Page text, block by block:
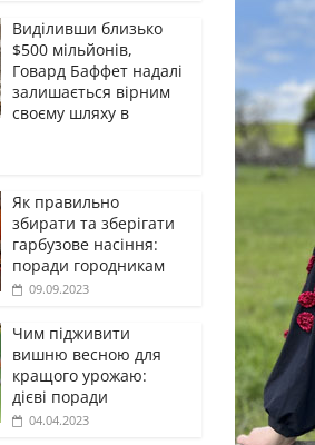
Виділивши близько
$500 мільйонів,
Говард Баффет надалі
залишається вірним
своєму шляху в
Як правильно
збирати та зберігати
гарбузове насіння:
поради городникам
09.09.2023
Чим підживити
вишню весною для
кращого урожаю:
дієві поради
04.04.2023